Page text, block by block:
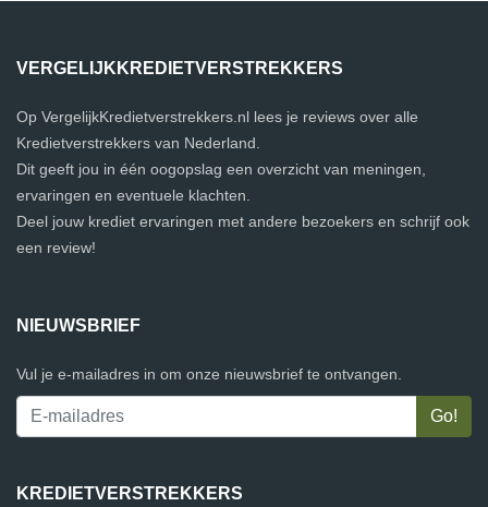
VERGELIJKKREDIETVERSTREKKERS
Op VergelijkKredietverstrekkers.nl lees je reviews over alle
Kredietverstrekkers van Nederland.
Dit geeft jou in één oogopslag een overzicht van meningen,
ervaringen en eventuele klachten.
Deel jouw krediet ervaringen met andere bezoekers en schrijf ook
een review!
NIEUWSBRIEF
Vul je e-mailadres in om onze nieuwsbrief te ontvangen.
KREDIETVERSTREKKERS